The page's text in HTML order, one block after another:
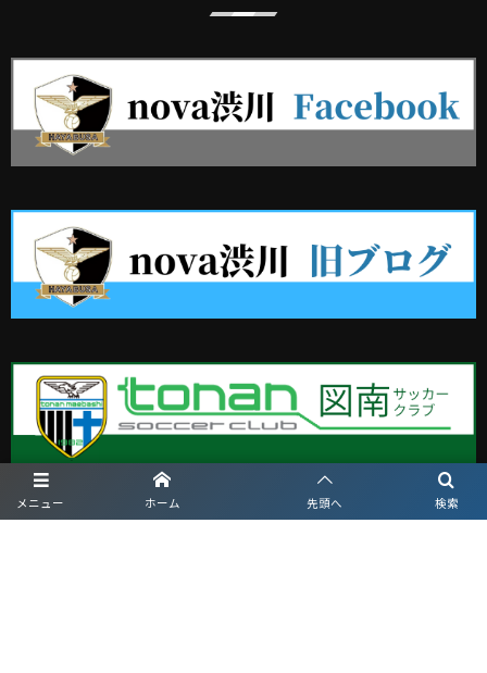
メニュー 検索
ホーム 先頭へ